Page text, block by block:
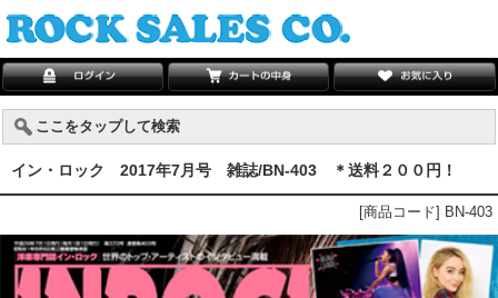
ここをタップして検索
イン・ロック 2017年7月号 雑誌/BN-403 ＊送料２００円！
[商品コード] BN-403